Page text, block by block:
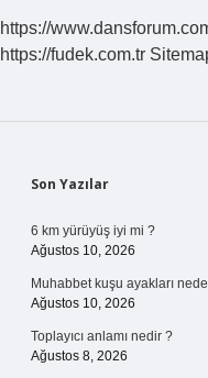
https://
https://fudek.com.tr
Sidebar
Son Yazılar
6 km yürüyüş iyi mi ?
Ağustos 10, 2026
Muhabbet kuşu ayakları
Ağustos 10, 2026
Toplayıcı anlamı nedir ?
Ağustos 8, 2026